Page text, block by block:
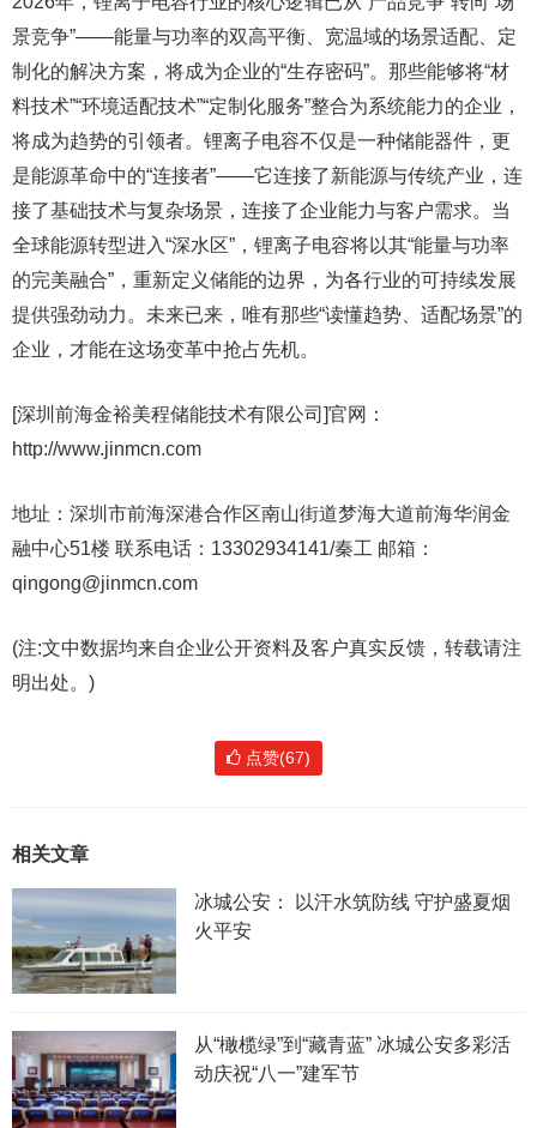
景竞争”——能量与功率的双高平衡、宽温域的场景适配、定
制化的解决方案，将成为企业的“生存密码”。那些能够将“材
料技术”“环境适配技术”“定制化服务”整合为系统能力的企业，
将成为趋势的引领者。锂离子电容不仅是一种储能器件，更
是能源革命中的“连接者”——它连接了新能源与传统产业，连
接了基础技术与复杂场景，连接了企业能力与客户需求。当
全球能源转型进入“深水区”，锂离子电容将以其“能量与功率
的完美融合”，重新定义储能的边界，为各行业的可持续发展
提供强劲动力。未来已来，唯有那些“读懂趋势、适配场景”的
企业，才能在这场变革中抢占先机。
[深圳前海金裕美程储能技术有限公司]官网：
http://www.jinmcn.com
地址：深圳市前海深港合作区南山街道梦海大道前海华润金
融中心51楼 联系电话：13302934141/秦工 邮箱：
qingong@jinmcn.com
(注:文中数据均来自企业公开资料及客户真实反馈，转载请注
明出处。)
点赞(67)
相关文章
冰城公安： 以汗水筑防线 守护盛夏烟
火平安
从“橄榄绿”到“藏青蓝” 冰城公安多彩活
动庆祝“八一”建军节